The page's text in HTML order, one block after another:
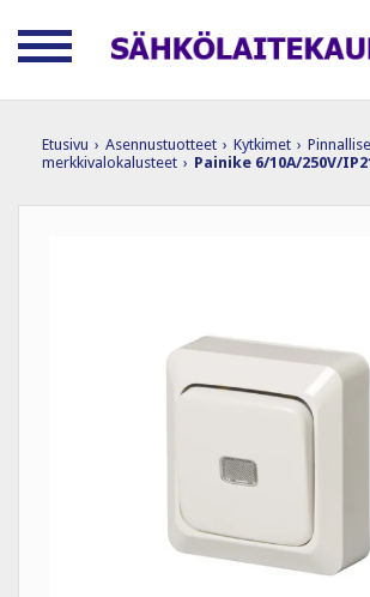
Etusivu › Asennustuotteet › Kytkimet ›
merkkivalokalusteet › Painike 6/10A/250V/